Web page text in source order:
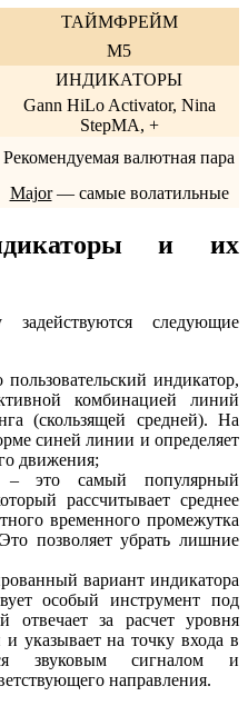
ТАЙМФРЕЙМ
M5
ИНДИКАТОРЫ
Gann HiLo Activator, Nina
StepMA, +
Рекомендуемая валютная пара
Major— самые волатильные
и их
следующие
индикатор,
комбинацией линий
(скользящей средней). На
синей линии и определяет
движения;
это самый популярный
рассчитывает среднее
временного промежутка
позволяет убрать лишние
вариант индикатора
особый инструмент под
отвечает за расчет уровня
указывает на точку входа в
звуковым сигналом и
направления.